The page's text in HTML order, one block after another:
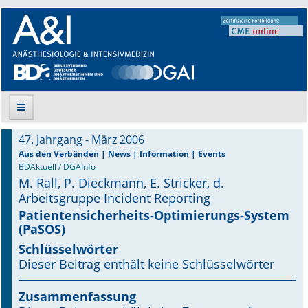
Suche
Aktuelle Ausgabe
Leitlinien
Archiv
Supplements
Supplements OrphanAnesthesia
47. Jahrgang - März 2006
Aus den Verbänden | News | Information | Events
BDAktuell / DGAInfo
M. Rall, P. Dieckmann, E. Stricker, d.
Arbeitsgruppe Incident Reporting
Patientensicherheits-Optimierungs-System
(PaSOS)
Schlüsselwörter
Dieser Beitrag enthält keine Schlüsselwörter
Zusammenfassung